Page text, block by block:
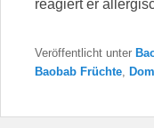
reagiert er
Veröffentlicht unter
Baobab Früchte,